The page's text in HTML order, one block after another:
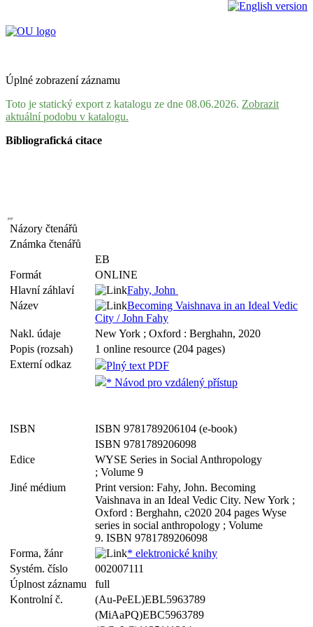
Úplné zobrazení záznamu
Toto je statický export z katalogu ze dne 08.06.2026. Zobrazit
aktuální podobu v katalogu.
Bibliografická citace
Názory čtenářů
Známka čtenářů
EB
Formát
ONLINE
Hlavní záhlaví
Fahy, John
Název
Becoming Vaishnava in an Ideal Vedic
City / John Fahy
Nakl. údaje
New York ; Oxford : Berghahn, 2020
Popis (rozsah)
1 online resource (204 pages)
Externí odkaz
Plný text PDF
* Návod pro vzdálený přístup
ISBN
ISBN 9781789206104 (e-book)
ISBN 9781789206098
Edice
WYSE Series in Social Anthropology
; Volume 9
Jiné médium
Print version: Fahy, John. Becoming
Vaishnava in an Ideal Vedic City. New York ;
Oxford : Berghahn, c2020 204 pages Wyse
series in social anthropology ; Volume
9. ISBN 9781789206098
Forma, žánr
* elektronické knihy
Systém. číslo
002007111
Úplnost záznamu
full
Kontrolní č.
(Au-PeEL)EBL5963789
(MiAaPQ)EBC5963789